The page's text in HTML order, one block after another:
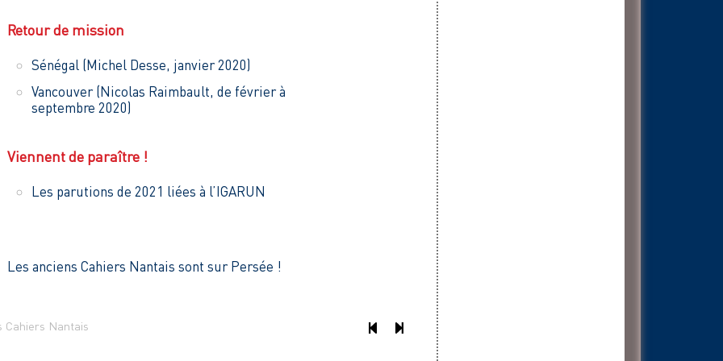
Retour de mission
Sénégal (Michel Desse, janvier 2020)
Vancouver (Nicolas Raimbault, de février à
septembre 2020)
Viennent de paraître !
Les parutions de 2021 liées à l’IGARUN
Les anciens Cahiers Nantais sont sur Persée !
Cahiers Nantais